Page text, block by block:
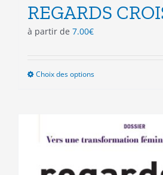
REGARDS
à partir de 7.00€
Choix des optionsCe
variations.
Les
peuvent